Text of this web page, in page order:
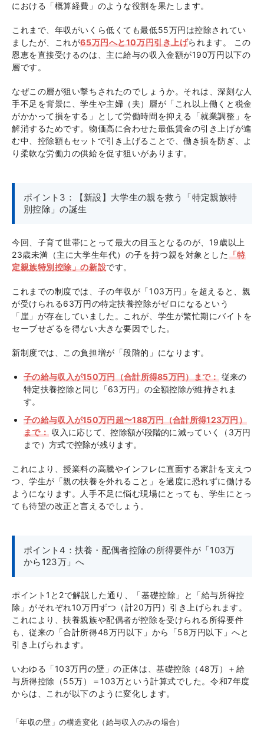
における「概算経費」のような役割を果たします。
これまで、年収がいくら低くても最低55万円は控除されてい
ましたが、これが65万円へと10万円引き上げられます。 この
恩恵を直接受けるのは、主に給与の収入金額が190万円以下の
層です。
なぜこの層が狙い撃ちされたのでしょうか。それは、深刻な人
手不足を背景に、学生や主婦（夫）層が「これ以上働くと税金
がかかって損をする」として労働時間を抑える「就業調整」を
解消するためです。物価高に合わせた最低賃金の引き上げが進
む中、控除額もセットで引き上げることで、働き損を防ぎ、よ
り柔軟な労働力の供給を促す狙いがあります。
ポイント3：【新設】大学生の親を救う「特定親族特
別控除」の誕生
今回、子育て世帯にとって最大の目玉となるのが、19歳以上
23歳未満（主に大学生年代）の子を持つ親を対象とした「特
定親族特別控除」の新設です。
これまでの制度では、子の年収が「103万円」を超えると、親
が受けられる63万円の特定扶養控除がゼロになるという
「崖」が存在していました。これが、学生が繁忙期にバイトを
セーブせざるを得ない大きな要因でした。
新制度では、この負担増が「段階的」になります。
子の給与収入が150万円（合計所得85万円）まで：従来の
特定扶養控除と同じ「63万円」の全額控除が維持されま
す。
子の給与収入が150万円超〜188万円（合計所得123万円）
まで：収入に応じて、控除額が段階的に減っていく（3万円
まで）方式で控除が残ります。
これにより、授業料の高騰やインフレに直面する家計を支えつ
つ、学生が「親の扶養を外れること」を過度に恐れずに働ける
ようになります。人手不足に悩む現場にとっても、学生にとっ
ても待望の改正と言えるでしょう。
ポイント4：扶養・配偶者控除の所得要件が「103万
から123万」へ
ポイント1と2で解説した通り、「基礎控除」と「給与所得控
除」がそれぞれ10万円ずつ（計20万円）引き上げられます。
これにより、扶養親族や配偶者が控除を受けられる所得要件
も、従来の「合計所得48万円以下」から「58万円以下」へと
引き上げられます。
いわゆる「103万円の壁」の正体は、基礎控除（48万）＋給
与所得控除（55万）＝103万という計算式でした。令和7年度
からは、これが以下のように変化します。
「年収の壁」の構造変化（給与収入のみの場合）